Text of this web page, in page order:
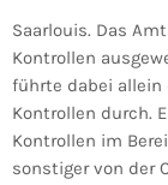
Saarlouis. Das
Kontrollen
führte dabei allein
Kontrollen durch.
Kontrollen im
sonstiger von der